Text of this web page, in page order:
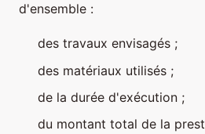
d'ensemble :
des travaux envisagés ;
des matériaux utilisés ;
de la durée d'exécution ;
du montant total de la